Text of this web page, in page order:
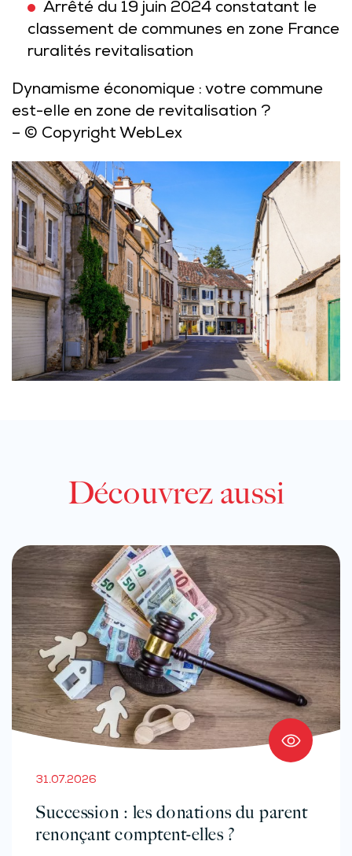
Arrêté du 19 juin 2024 constatant le
classement de communes en zone France
ruralités revitalisation
Dynamisme économique : votre commune
est-elle en zone de revitalisation ?
– © Copyright WebLex
Découvrez aussi
31.07.2026
Succession : les donations du parent
renonçant comptent-elles ?